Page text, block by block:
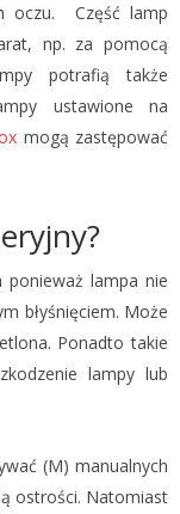
oczu. Część lamp
np. za pomocą
potrafią także
ustawione na
mogą zastępować
ponieważ lampa nie
błyśnięciem. Może
Ponadto takie
lampy lub
(M) manualnych
ostrości. Natomiast